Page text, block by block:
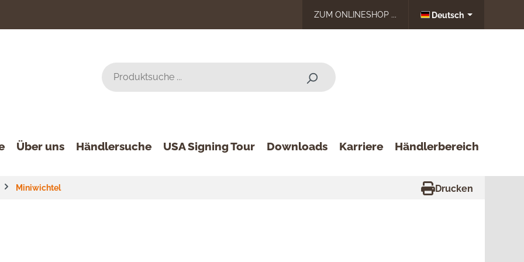
ZUM ONLINESHOP ... Deutsch
Über uns Händlersuche USA Signing Tour Downloads Karriere Händlerbereich
Miniwichtel Drucken